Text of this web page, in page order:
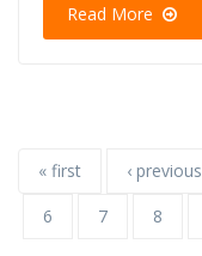
Read More
« first ‹ previous
6
7 8